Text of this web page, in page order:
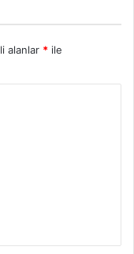
alanlar * ile